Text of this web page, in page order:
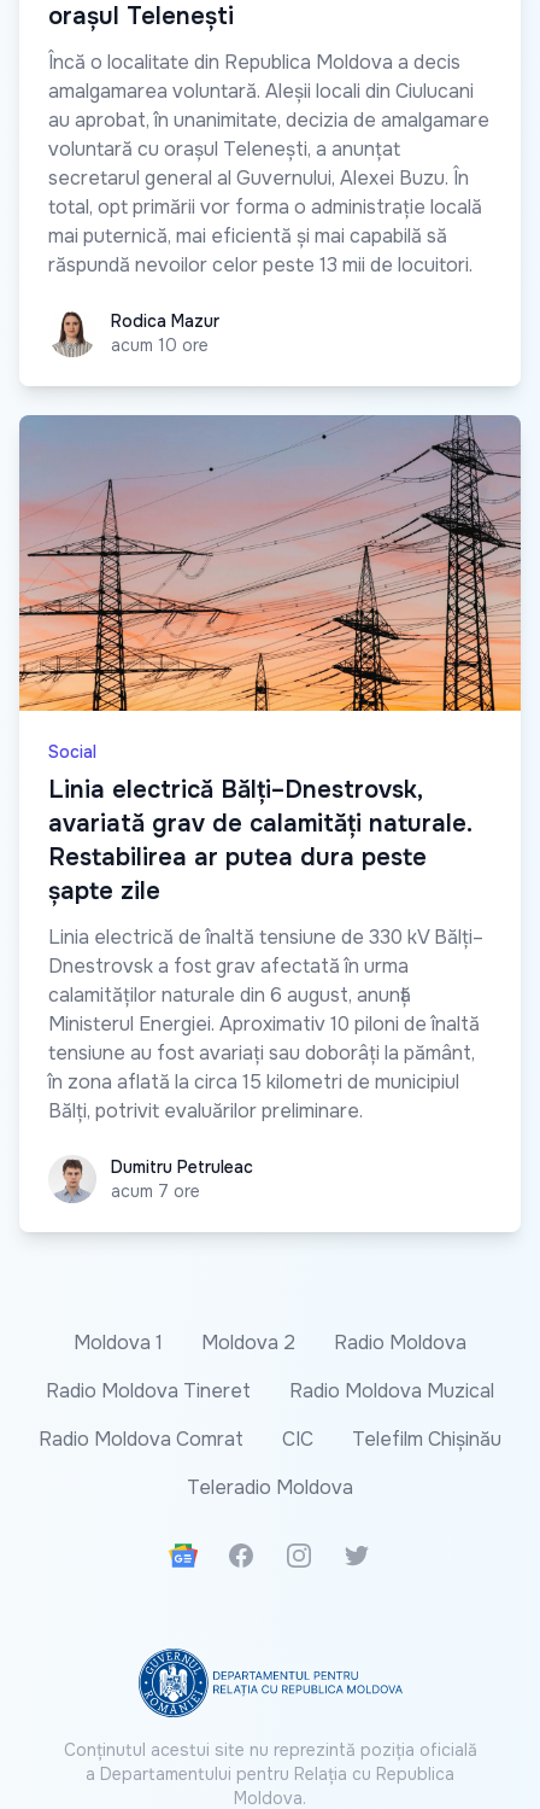
orașul Telenești
Încă o localitate din Republica Moldova a decis
amalgamarea voluntară. Aleșii locali din Ciulucani
au aprobat, în unanimitate, decizia de amalgamare
voluntară cu orașul Telenești, a anunțat
secretarul general al Guvernului, Alexei Buzu. În
total, opt primării vor forma o administrație locală
mai puternică, mai eficientă și mai capabilă să
răspundă nevoilor celor peste 13 mii de locuitori.
Rodica MazurRodica Mazur
acum 10 ore
Social
Linia electrică Bălți–Dnestrovsk,
avariată grav de calamități naturale.
Restabilirea ar putea dura peste
șapte zile
Linia electrică de înaltă tensiune de 330 kV Bălți–
Dnestrovsk a fost grav afectată în urma
calamităților naturale din 6 august, anunță
Ministerul Energiei. Aproximativ 10 piloni de înaltă
tensiune au fost avariați sau doborâți la pământ,
în zona aflată la circa 15 kilometri de municipiul
Bălți, potrivit evaluărilor preliminare.
Dumitru Petruleac
Dumitru Petruleac
acum 7 ore
Moldova 1 Moldova 2
Radio Moldova
Radio Moldova Tineret
Radio Moldova Muzical
Radio Moldova Comrat
CIC
Telefilm Chișinău
Teleradio Moldova
Google News
FacebookInstagramTwitter
Conținutul acestui site nu reprezintă poziția oficială
a Departamentului pentru Relația cu Republica
Moldova.